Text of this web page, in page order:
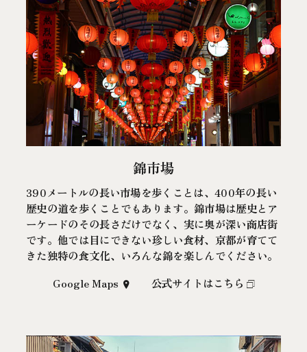
錦市場
390メートルの長い市場を歩くことは、400年の長い
歴史の道を歩くことでもあります。錦市場は歴史とア
ーケードのその長さだけでなく、実に奥が深い商店街
です。他では目にできない珍しい食材、京都が育てて
きた独特の食文化、いろんな錦を楽しんでください。
Google Maps
公式サイトはこちら